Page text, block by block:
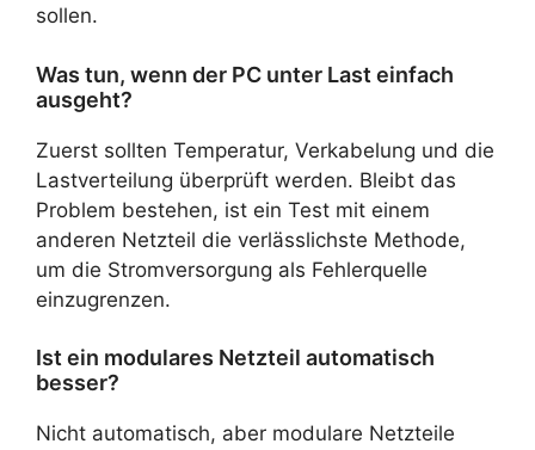
sollen.
Was tun, wenn der PC unter Last einfach
ausgeht?
Zuerst sollten Temperatur, Verkabelung und die
Lastverteilung überprüft werden. Bleibt das
Problem bestehen, ist ein Test mit einem
anderen Netzteil die verlässlichste Methode,
um die Stromversorgung als Fehlerquelle
einzugrenzen.
Ist ein modulares Netzteil automatisch
besser?
Nicht automatisch, aber modulare Netzteile